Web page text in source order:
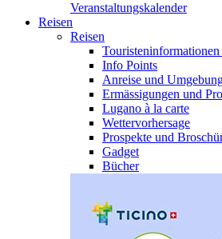
Veranstaltungskalender
Reisen
Reisen
Touristeninformationen
Info Points
Anreise und
Ermässigungen und
Lugano à la carte
Wettervorhersage
Prospekte und
Gadget
Bücher